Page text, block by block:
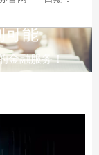
可能
金融服务！